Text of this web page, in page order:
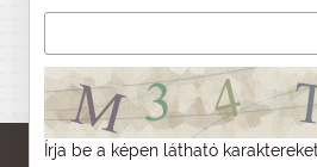
Írja be a képen látható